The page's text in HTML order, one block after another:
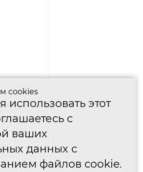
cookies
использовать этот
с
ваших
данных с
файлов cookie.